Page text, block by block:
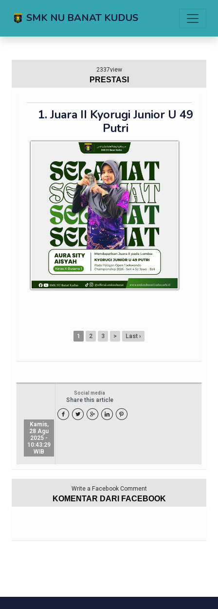
SMK NU BANAT KUDUS
2337view
PRESTASI
1. Juara II Kyorugi Junior U 49
Putri
1 2 3 > Last ›
Social media
Share this article
    
Kamis,
28 Agu
2025 -
10:43:29
WIB
Write a Facebook Comment
KOMENTAR DARI FACEBOOK